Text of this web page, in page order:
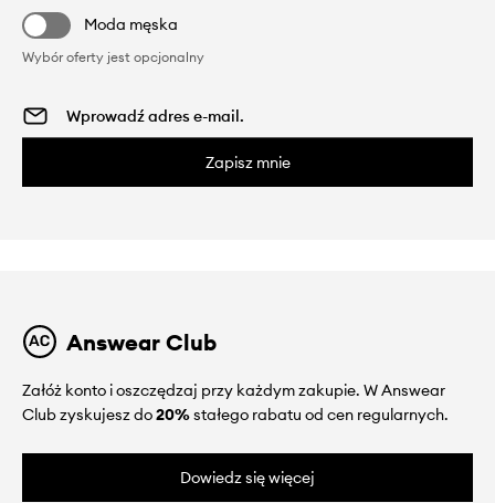
Moda męska
Wybór oferty jest opcjonalny
Zapisz mnie
Answear Club
Załóż konto i oszczędzaj przy każdym zakupie. W Answear
Club zyskujesz do20%stałego rabatu od cen regularnych.
Dowiedz się więcej